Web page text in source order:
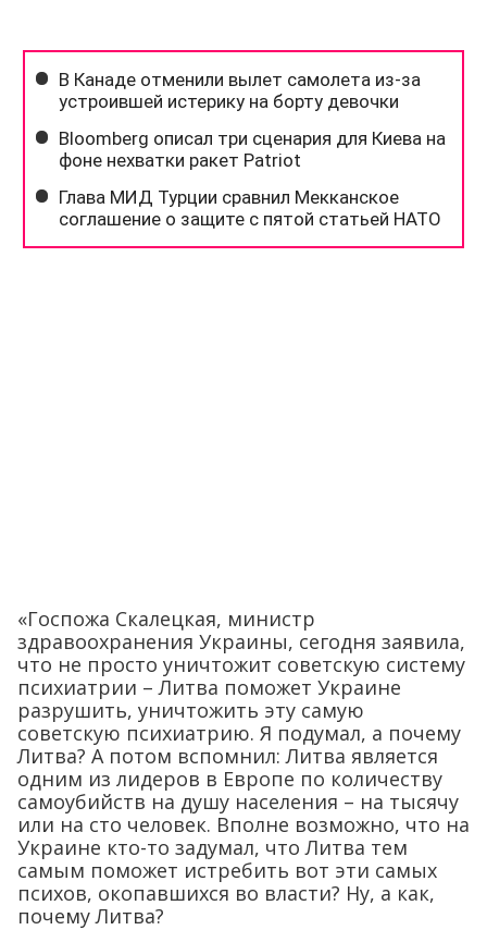
«Госпожа Скалецкая, министр
здравоохранения Украины, сегодня заявила,
что не просто уничтожит советскую систему
психиатрии – Литва поможет Украине
разрушить, уничтожить эту самую
советскую психиатрию. Я подумал, а почему
Литва? А потом вспомнил: Литва является
одним из лидеров в Европе по количеству
самоубийств на душу населения – на тысячу
или на сто человек. Вполне возможно, что на
Украине кто-то задумал, что Литва тем
самым поможет истребить вот эти самых
психов, окопавшихся во власти? Ну, а как,
почему Литва?